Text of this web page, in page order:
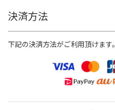
決済方法
下記の決済方法がご利用頂けます。